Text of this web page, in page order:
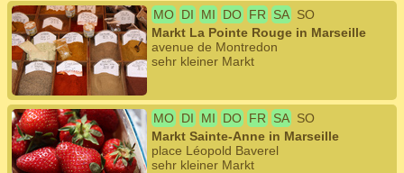
MO DI MI DO FR SA SO
Markt La Pointe Rouge in Marseille
avenue de Montredon
sehr kleiner Markt
MO DI MI DO FR SA SO
Markt Sainte-Anne in Marseille
place Léopold Baverel
sehr kleiner Markt